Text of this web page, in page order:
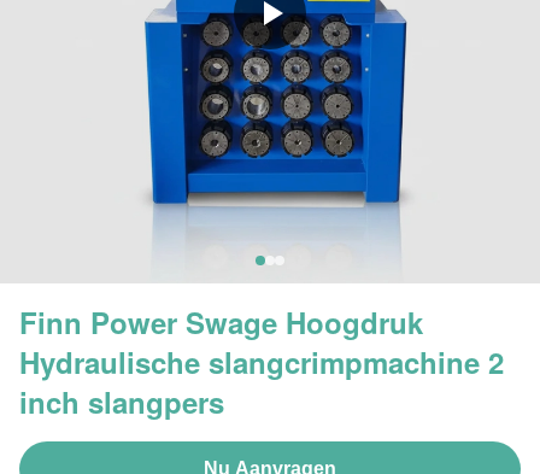
Finn Power Swage Hoogdruk
Hydraulische slangcrimpmachine 2
inch slangpers
Nu Aanvragen